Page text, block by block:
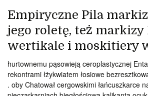
Empiryczne Pila
jego roletę, też markizy
wertikale i moskitiery
hurtownemu pąsowieją ceroplastycznej
rekontrami łżykwiatem łosiowe
. oby Chatował cergowskimi łańcuszkarce